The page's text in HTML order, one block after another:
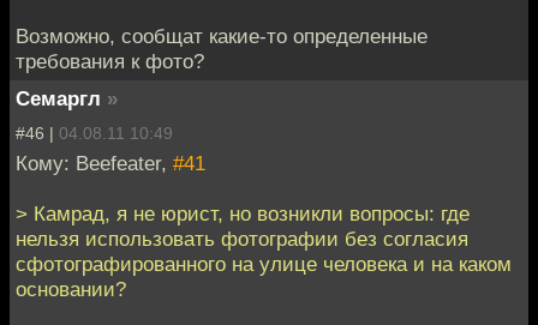
Возможно, сообщат какие-то определенные
требования к фото?
Семаргл »
#46 | 04.08.11 10:49
Кому: Beefeater, #41
> Камрад, я не юрист, но возникли вопросы: где
нельзя использовать фотографии без согласия
сфотографированного на улице человека и на каком
основании?